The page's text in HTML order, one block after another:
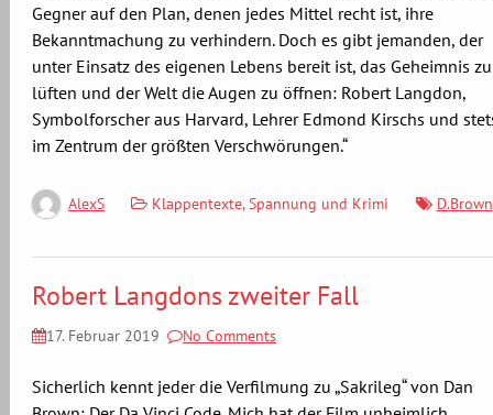
Gegner auf den Plan, denen jedes Mittel recht ist, ihre
Bekanntmachung zu verhindern. Doch es gibt jemanden, der
unter Einsatz des eigenen Lebens bereit ist, das Geheimnis zu
lüften und der Welt die Augen zu öffnen: Robert Langdon,
Symbolforscher aus Harvard, Lehrer Edmond Kirschs und
im Zentrum der größten Verschwörungen.“
AlexS Klappentexte,Spannung und Krimi D.Brown
Robert Langdons zweiter Fall
17. Februar 2019 No Comments
Sicherlich kennt jeder die Verfilmung zu „Sakrileg“ von Dan